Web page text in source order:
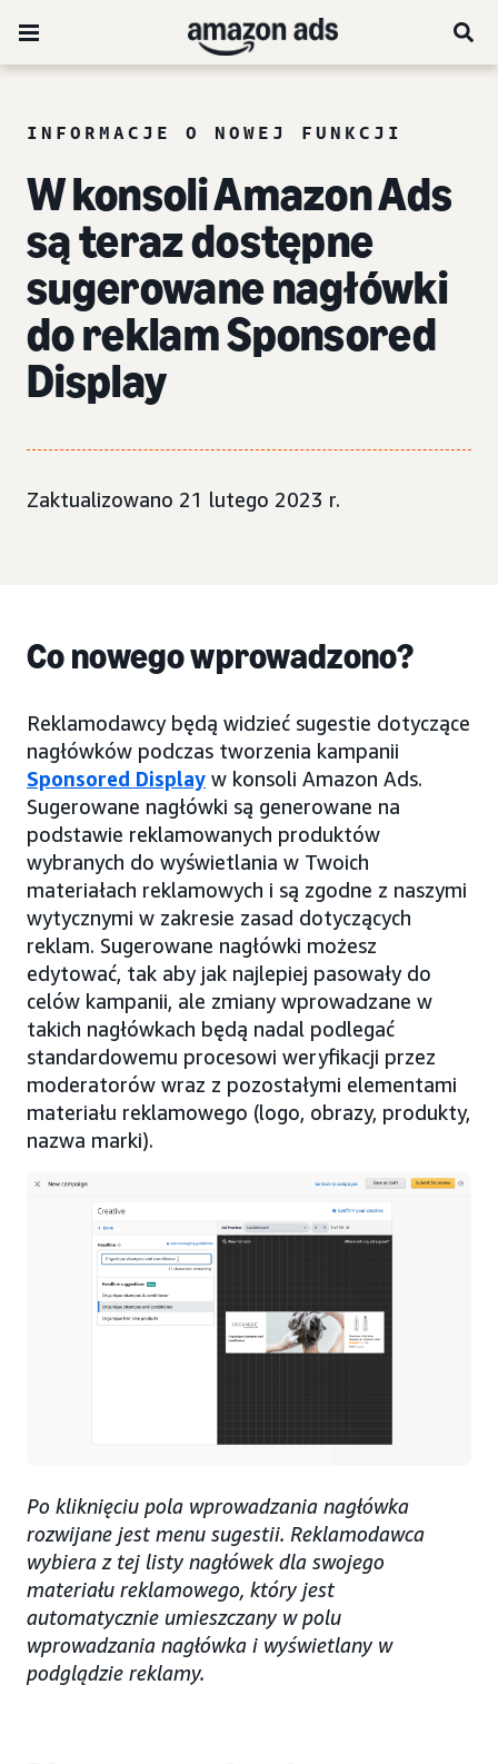
INFORMACJE O NOWEJ FUNKCJI
W konsoli Amazon Ads
są teraz dostępne
sugerowane nagłówki
do reklam Sponsored
Display
Zaktualizowano 21 lutego 2023 r.
Co nowego wprowadzono?
Reklamodawcy będą widzieć sugestie dotyczące
nagłówków podczas tworzenia kampanii
Sponsored Display w konsoli Amazon Ads.
Sugerowane nagłówki są generowane na
podstawie reklamowanych produktów
wybranych do wyświetlania w Twoich
materiałach reklamowych i są zgodne z naszymi
wytycznymi w zakresie zasad dotyczących
reklam. Sugerowane nagłówki możesz
edytować, tak aby jak najlepiej pasowały do
celów kampanii, ale zmiany wprowadzane w
takich nagłówkach będą nadal podlegać
standardowemu procesowi weryfikacji przez
moderatorów wraz z pozostałymi elementami
materiału reklamowego (logo, obrazy, produkty,
nazwa marki).
Po kliknięciu pola wprowadzania nagłówka
rozwijane jest menu sugestii. Reklamodawca
wybiera z tej listy nagłówek dla swojego
materiału reklamowego, który jest
automatycznie umieszczany w polu
wprowadzania nagłówka i wyświetlany w
podglądzie reklamy.